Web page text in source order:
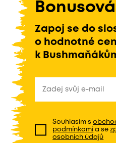
Zapoj se do
o hodnotné
k
Souhlasím s
podmínkami a se
osobních údajů